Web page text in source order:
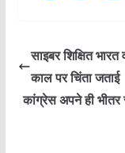
साइबर शिक्षित
काल पर चिंता जताई
कांग्रेस अपने ही भीतर